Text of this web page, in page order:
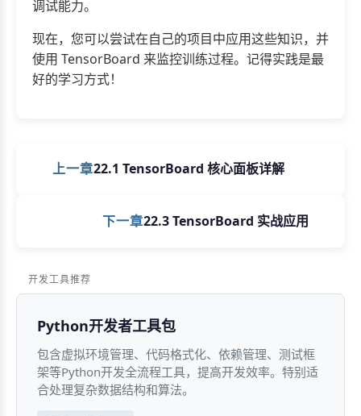
调试能力。
现在，您可以尝试在自己的项目中应用这些知识，并
使用 TensorBoard 来监控训练过程。记得实践是最
好的学习方式！
上一章22.1 TensorBoard 核心面板详解
下一章22.3 TensorBoard 实战应用
开发工具推荐
Python开发者工具包
包含虚拟环境管理、代码格式化、依赖管理、测试框
架等Python开发全流程工具，提高开发效率。特别适
合处理复杂数据结构和算法。